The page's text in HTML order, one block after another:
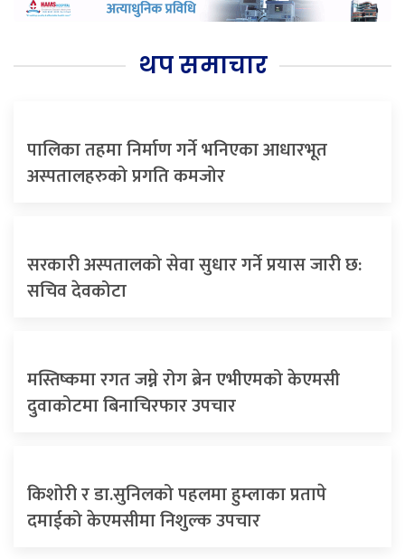
थप समाचार
पालिका तहमा निर्माण गर्ने भनिएका आधारभूत
अस्पतालहरुको प्रगति कमजोर
सरकारी अस्पतालको सेवा सुधार गर्ने प्रयास जारी छ:
सचिव देवकोटा
मस्तिष्कमा रगत जम्ने रोग ब्रेन एभीएमको केएमसी
दुवाकोटमा बिनाचिरफार उपचार
किशोरी र डा.सुनिलको पहलमा हुम्लाका प्रतापे
दमाईको केएमसीमा निशुल्क उपचार